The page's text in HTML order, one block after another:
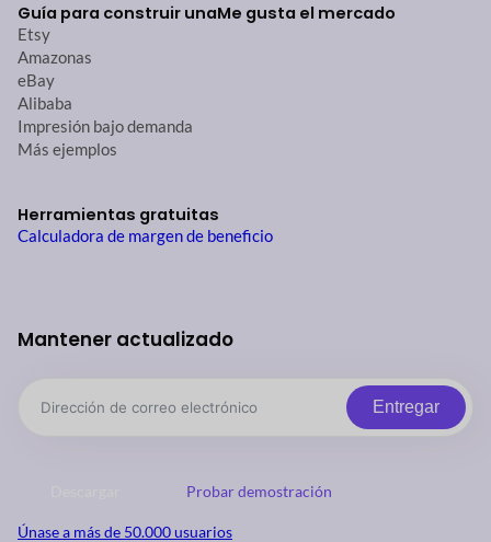
Guía para construir unaMe gusta el mercado
Etsy
Amazonas
eBay
Alibaba
Impresión bajo demanda
Más ejemplos
Herramientas gratuitas
Calculadora de margen de beneficio
Mantener actualizado
Entregar
Probar demostración
Únase a más de 50.000 usuarios